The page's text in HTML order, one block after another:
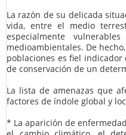
La razón de su delicada
vida, entre el medio
especialmente
medioambientales. De
poblaciones es fiel
de conservación de un
La lista de amenazas que
factores de índole global y
* La aparición de